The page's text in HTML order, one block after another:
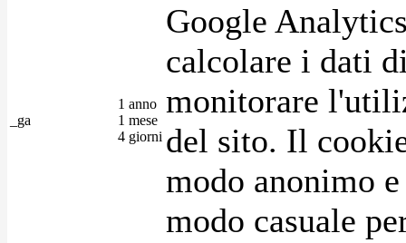
_ga
1 anno
1 mese
4 giorni
Google
calcolare i dati
monitorare
del sito. Il
modo anonimo
modo casuale